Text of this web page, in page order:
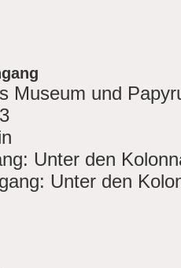
Museum und
Unter den
Unter den